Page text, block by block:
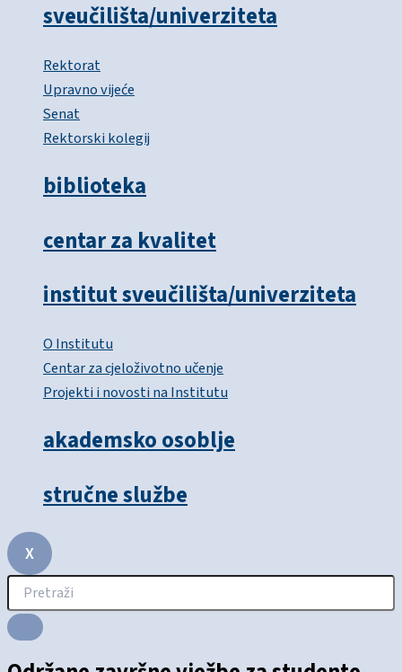
sveučilišta/univerziteta
Rektorat
Upravno vijeće
Senat
Rektorski kolegij
biblioteka
centar za kvalitet
institut sveučilišta/univerziteta
O Institutu
Centar za cjeloživotno učenje
Projekti i novosti na Institutu
akademsko osoblje
stručne službe
X